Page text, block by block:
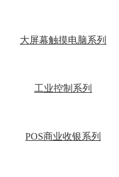
大屏幕触摸电脑系列
工业控制系列
POS商业收银系列